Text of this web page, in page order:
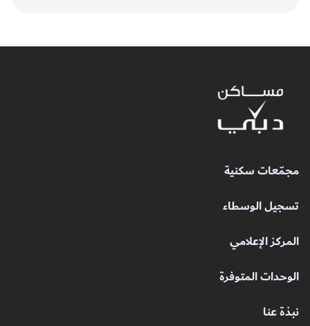
مجمّعات سكنية
تسجيل الوسطاء
المركز الإعلامي
الوحدات المتوفرة
نبذة عنا